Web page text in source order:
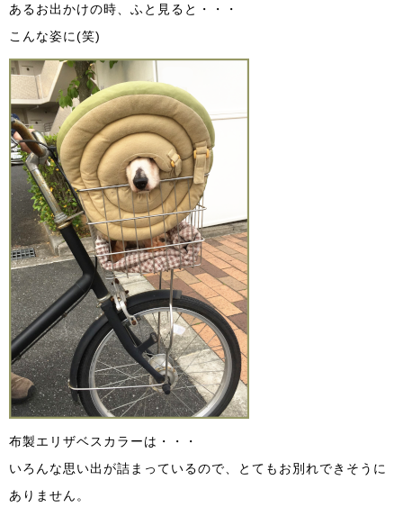
あるお出かけの時、ふと見ると・・・
こんな姿に(笑)
布製エリザベスカラーは・・・
いろんな思い出が詰まっているので、とてもお別れできそうに
ありません。